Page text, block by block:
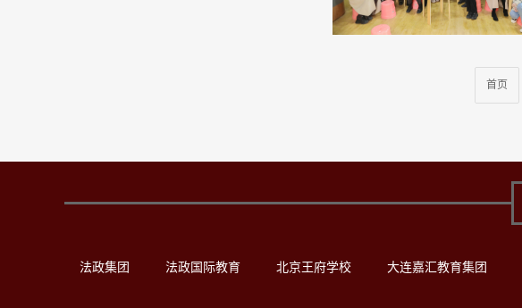
首页
法政集团 法政国际教育 北京王府学校 大连嘉汇教育集团